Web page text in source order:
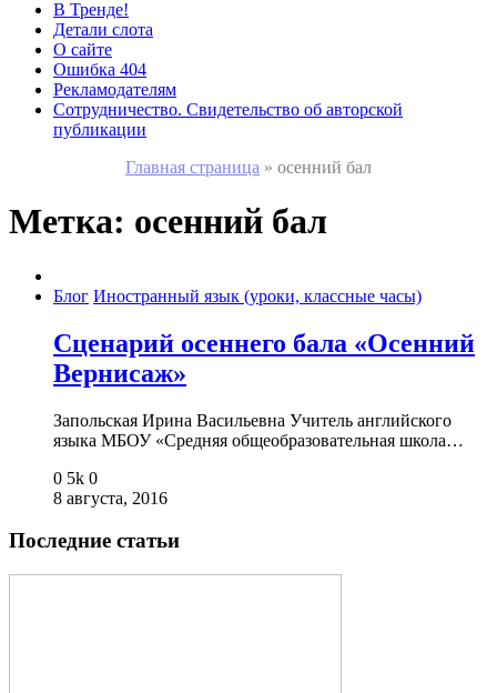
В Тренде!
Детали слота
О сайте
Ошибка 404
Рекламодателям
Сотрудничество. Свидетельство об авторской
публикации
Главная страница » осенний бал
Метка: осенний бал
Блог Иностранный язык (уроки, классные часы)
Сценарий осеннего бала «Осенний
Вернисаж»
Запольская Ирина Васильевна Учитель английского
языка МБОУ «Средняя общеобразовательная школа…
0 5k 0
8 августа, 2016
Последние статьи